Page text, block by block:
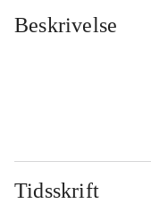
Beskrivelse
Tidsskrift